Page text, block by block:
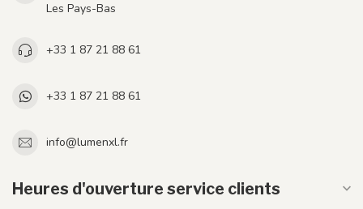
Les Pays-Bas
+33 1 87 21 88 61
+33 1 87 21 88 61
info@lumenxl.fr
Heures d'ouverture service clients